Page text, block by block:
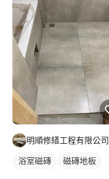
明順修繕工程有限公司
浴室磁磚 磁磚地板